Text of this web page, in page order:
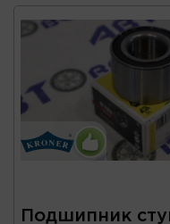
Подшипник